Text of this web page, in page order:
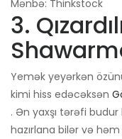
Mənbə: Thinkstock
3.
Yemək yeyərkən
kimi hiss edəcəksən
. Ən yaxşı tərəfi
hazırlana bilər və